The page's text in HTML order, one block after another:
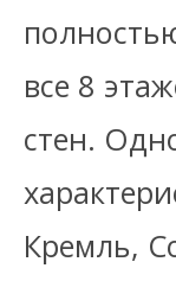
все 8
стен.
Кремль,